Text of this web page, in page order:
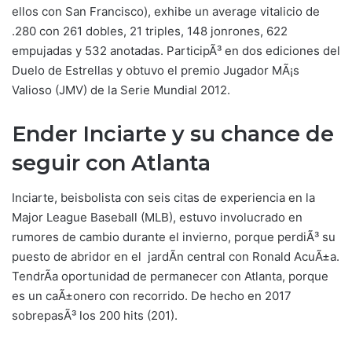
ellos con San Francisco), exhibe un average vitalicio de
.280 con 261 dobles, 21 triples, 148 jonrones, 622
empujadas y 532 anotadas. ParticipÃ³ en dos ediciones del
Duelo de Estrellas y obtuvo el premio Jugador MÃ¡s
Valioso (JMV) de la Serie Mundial 2012.
Ender Inciarte y su chance de
seguir con Atlanta
Inciarte, beisbolista con seis citas de experiencia en la
Major League Baseball (MLB), estuvo involucrado en
rumores de cambio durante el invierno, porque perdiÃ³ su
puesto de abridor en el jardÃ­n central con Ronald AcuÃ±a.
TendrÃ­a oportunidad de permanecer con Atlanta, porque
es un caÃ±onero con recorrido. De hecho en 2017
sobrepasÃ³ los 200 hits (201).